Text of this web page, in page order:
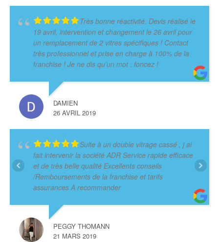
Très bonne réactivité. Devis réalisé le
19 avril, intervention et changement le 26 avril pour
un remplacement de 2 vitres spécifiques ! Contact
très professionnel et prise en charge à 100% de la
franchise ! Je ne dis qu'un mot : foncez !
DAMIEN
26 AVRIL 2019
Suite à un double vitrage cassé , j ai
fait intervenir la société ADR Service rapide efficace
et de très belle qualité Excellents conseils
/Remboursements de la franchise et tarifs
assurances A recommander
PEGGY THOMANN
21 MARS 2019